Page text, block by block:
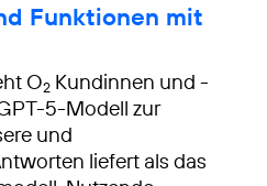
Funktionen mit
O2 Kundinnen und -
5-Modell zur
und
liefert als das